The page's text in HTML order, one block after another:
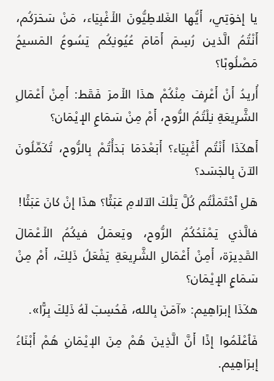
يا إِخوَتِي، أَيُّها الغَلاطِيُّونَ الأَغْبِيَاء، مَنْ سَحَرَكُم،
أَنْتُمُ الَّذين رُسِمَ أَمَامَ عُيُونِكُم يَسُوعُ المَسيحُ
مَصْلُوبًا؟
أُريدُ أَنْ أَعْرِفَ مِنْكُمْ هذَا الأَمرَ فَقَط: أَمِنْ أَعْمَالِ
الشَّرِيعَةِ نِلْتُمُ الرُّوح، أَمْ مِنْ سَمَاعِ الإِيْمَان؟
أَهكَذَا أَنْتُم أَغْبِيَاء؟ أَبَعْدَمَا بَدَأْتُمْ بِالرُّوح، تُكَمِّلُونَ
الآنَ بِالجَسَد؟
هَلِ ٱحْتَمَلْتُم كُلَّ تِلْكَ الآلامِ عَبَثًا؟ هذَا إِنْ كانَ عَبَثًا!
فالَّذي يَمْنَحُكُمُ الرُّوح، ويَعمَلُ فيكُمُ الأَعْمَالَ
القَدِيرَة، أَمِنْ أَعْمَالِ الشَّرِيعَةِ يَفْعَلُ ذَلِكَ، أَمْ مِنْ
سَمَاعِ الإِيْمَان؟
هكَذَا إِبرَاهِيم: «آمَنَ بِالله، فَحُسِبَ لَهُ ذَلِكَ بِرًّا».
فَٱعْلَمُوا إِذًا أَنَّ الَّذِينَ هُمْ مِنَ الإيْمَانِ هُمْ أَبْنَاءُ
إِبرَاهِيم.